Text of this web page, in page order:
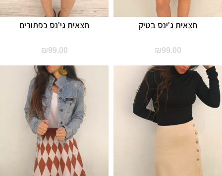
חצאית גי'נס כפתורים
₪99.00
חצאית ג'ינס בטיק
₪99.00